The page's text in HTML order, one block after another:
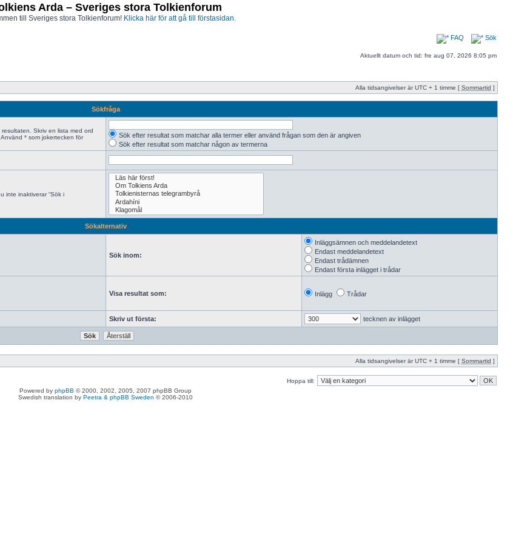
Arda – Sveriges stora Tolkienforum
till Sveriges stora Tolkienforum! Klicka här för att gå till förstasidan.
FAQ Sök
Aktuellt datum och tid: fre aug 07, 2026 8:05 pm
Alla tidsangivelser är UTC + 1 timme [ Sommartid ]
Sökfråga
Skriv en lista med ord
. Använd * som jokertecken för
Sök efter resultat som matchar alla termer eller använd frågan som den är angiven
Sök efter resultat som matchar någon av termerna
inte inaktiverar “Sök i
Sökalternativ
Sök inom:
Inläggsämnen och meddelandetext
Endast meddelandetext
Endast trådämnen
Endast första inlägget i trådar
Visa resultat som: Inlägg Trådar
Skriv ut första: tecknen av inlägget
Alla tidsangivelser är UTC + 1 timme [ Sommartid ]
Hoppa till:
Powered by phpBB © 2000, 2002, 2005, 2007 phpBB Group
Swedish translation by Peetra & phpBB Sweden © 2006-2010